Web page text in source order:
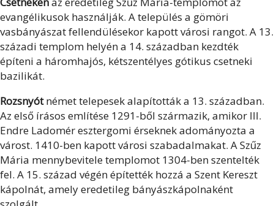
evangélikusok használják. A település a gömöri
vasbányászat fellendülésekor kapott városi rangot. A 13.
századi templom helyén a 14. században kezdték
építeni a háromhajós, kétszentélyes gótikus csetneki
bazilikát.
Rozsnyótnémet telepesek alapították a 13. században.
Az első írásos említése 1291-ből származik, amikor III.
Endre Ladomér esztergomi érseknek adományozta a
várost. 1410-ben kapott városi szabadalmakat. A Szűz
Mária mennybevitele templomot 1304-ben szentelték
fel. A 15. század végén építették hozzá a Szent Kereszt
kápolnát, amely eredetileg bányászkápolnaként